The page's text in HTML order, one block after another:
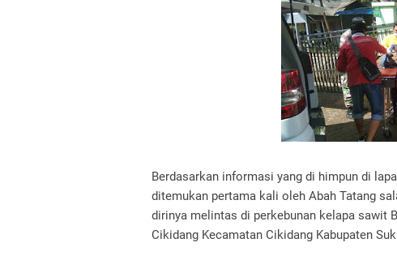
Berdasarkan informasi yang di himpun di
ditemukan pertama kali oleh Abah Tatang
dirinya melintas di perkebunan kelapa sawit
Cikidang Kecamatan Cikidang Kabupaten